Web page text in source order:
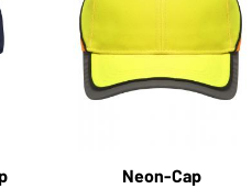
Neon-Cap